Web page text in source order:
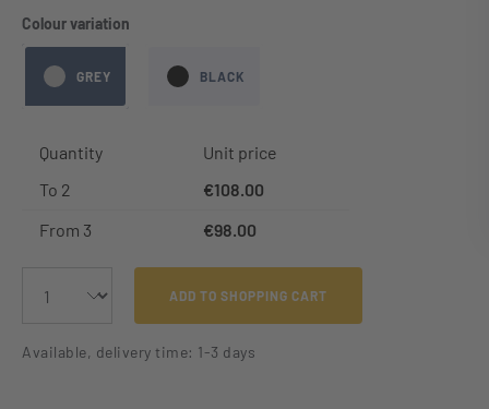
Select
Colour variation
GREY BLACK
Quantity
Unit price
To 2
€108.00
From 3 €98.00
ADD TO SHOPPING CART
Available, delivery time: 1-3 days